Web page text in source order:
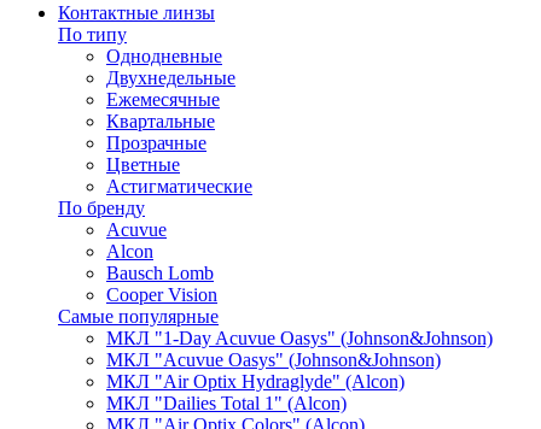
Контактные линзы
По типу
Однодневные
Двухнедельные
Ежемесячные
Квартальные
Прозрачные
Цветные
Астигматические
По бренду
Acuvue
Alcon
Bausch Lomb
Cooper Vision
Самые популярные
МКЛ "1-Day Acuvue Oasys" (Johnson&Johnson)
МКЛ "Acuvue Oasys" (Johnson&Johnson)
МКЛ "Air Optix Hydraglyde" (Alcon)
МКЛ "Dailies Total 1" (Alcon)
МКЛ "Air Optix Colors" (Alcon)